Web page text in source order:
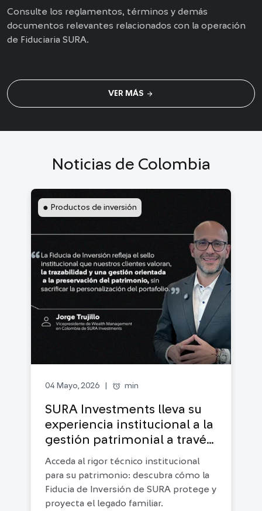
Consulte los reglamentos, términos y demás
documentos relevantes relacionados con la operación
de Fiduciaria SURA.
VER MÁS arrow_forward
Noticias de Colombia
● Productos de inversión
04 Mayo, 2026 alarm min
SURA Investments lleva su
experiencia institucional a la
gestión patrimonial a través
de la Fiducia de Inversión
Acceda al rigor técnico institucional
para su patrimonio: descubra cómo la
Fiducia de Inversión de SURA protege y
proyecta el legado familiar.